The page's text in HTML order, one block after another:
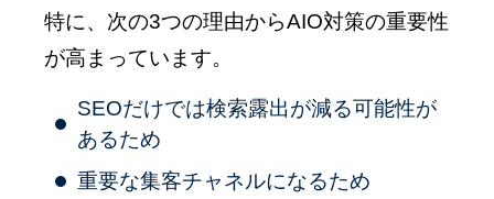
特に、次の3つの理由からAIO対策の重要性
が高まっています。
SEOだけでは検索露出が減る可能性が
あるため
重要な集客チャネルになるため